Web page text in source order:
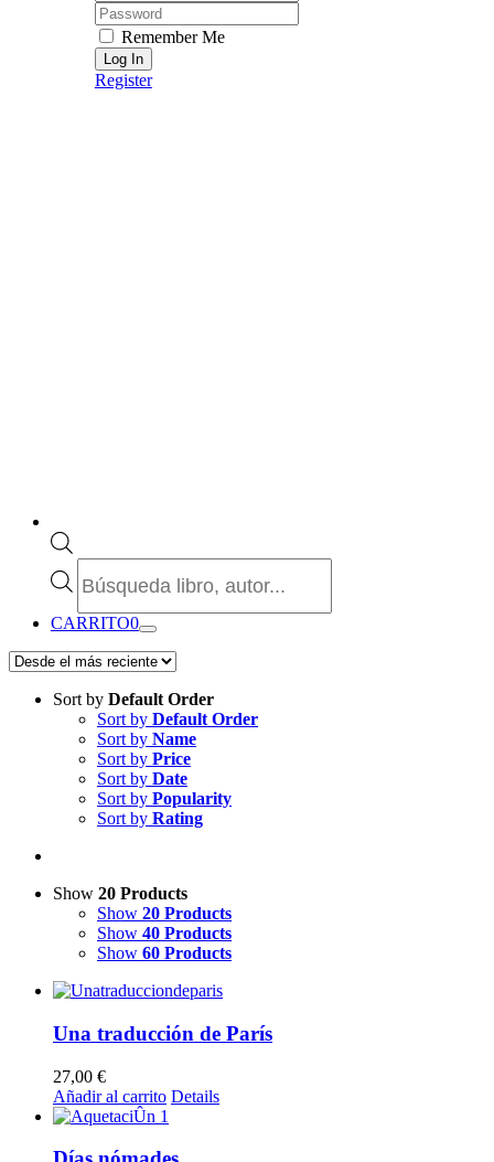
Password:
Remember Me
Register
de
CARRITO0
Sort by Default Order
Sort by Default Order
Sort by Name
Sort by Price
Sort by Date
Sort by Popularity
Sort by Rating
Show 20 Products
Show 20 Products
Show 40 Products
Show 60 Products
Una traducción de París
27,00 €
Añadir al carrito Details